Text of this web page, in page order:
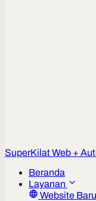
SuperKilatWeb +
Beranda
Layanan
Website Baru